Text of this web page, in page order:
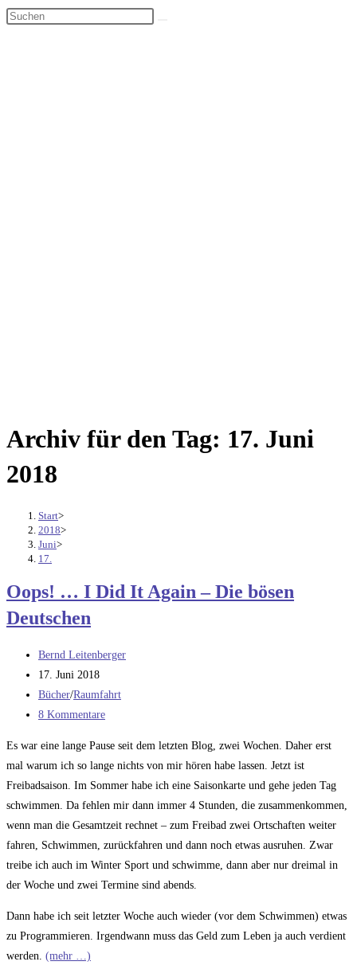
umschalten
Archiv für den Tag: 17. Juni
2018
Start>
2018>
Juni>
17.
Oops! … I Did It Again – Die bösen
Deutschen
Beitrags-
Autor:
Bernd Leitenberger
Beitrag
veröffentlicht:
17. Juni 2018
Beitrags-
Kategorie:
Bücher/Raumfahrt
Beitrags-
8 Kommentare
Es war eine lange Pause seit dem letzten Blog, zwei Wochen. Daher erst
mal warum ich so lange nichts von mir hören habe lassen. Jetzt ist
Freibadsaison. Im Sommer habe ich eine Saisonkarte und gehe jeden Tag
schwimmen. Da fehlen mir dann immer 4 Stunden, die zusammenkommen,
wenn man die Gesamtzeit rechnet – zum Freibad zwei Ortschaften weiter
fahren, Schwimmen, zurückfahren und dann noch etwas ausruhen. Zwar
treibe ich auch im Winter Sport und schwimme, dann aber nur dreimal in
der Woche und zwei Termine sind abends.
Dann habe ich seit letzter Woche auch wieder (vor dem Schwimmen) etwas
zu Programmieren. Irgendwann muss das Geld zum Leben ja auch verdient
werden. (mehr …)